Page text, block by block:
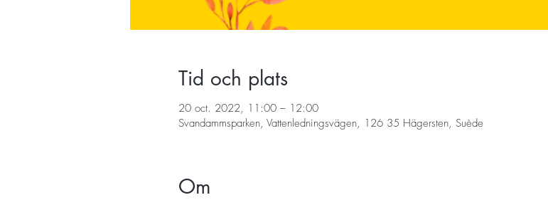
Tid och plats
20 oct. 2022, 11:00 – 12:00
Svandammsparken, Vattenledningsvägen, 126 35 Hägersten, Suède
Om